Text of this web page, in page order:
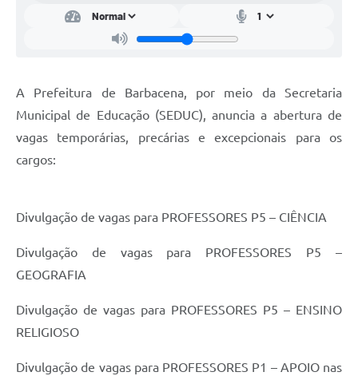
PNAB 2026 - Ciclo 2
Plano Diretor e Mobilidade Urbana
3º Jornada Empreendedora BQ
Regularização de bairros
Arquivos para Download
Legislação
A Prefeitura de Barbacena, por meio da Secretaria
Municipal de Educação (SEDUC), anuncia a abertura de
vagas temporárias, precárias e excepcionais para os
cargos:
Divulgação de vagas para PROFESSORES P5 – CIÊNCIA
Divulgação de vagas para PROFESSORES P5 –
GEOGRAFIA
Divulgação de vagas para PROFESSORES P5 – ENSINO
RELIGIOSO
Divulgação de vagas para PROFESSORES P1 – APOIO nas